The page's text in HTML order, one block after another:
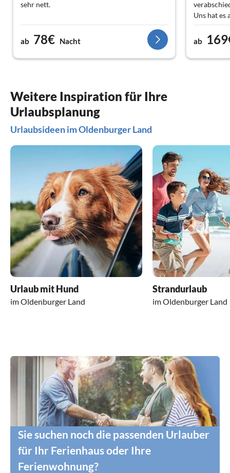
sehr nett.
ab 78€ Nacht
Uns hat es
gerne
ab
Weitere Inspiration für Ihre
Urlaubsplanung
Urlaubsideen im Oldenburger Land
Urlaub mit Hund
im Oldenburger Land
Strandurlaub
im Oldenburger Land
Sie suchen noch die passenden Urlauber
für Ihr Ferienhaus oder Ihre
Ferienwohnung?